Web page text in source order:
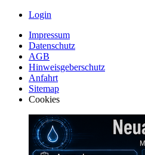
Login
Impressum
Datenschutz
AGB
Hinweisgeberschutz
Anfahrt
Sitemap
Cookies